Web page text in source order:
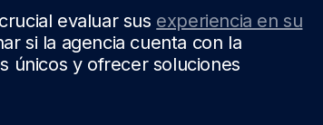
evaluar sus experiencia en su
si la agencia cuenta con la
únicos y ofrecer soluciones